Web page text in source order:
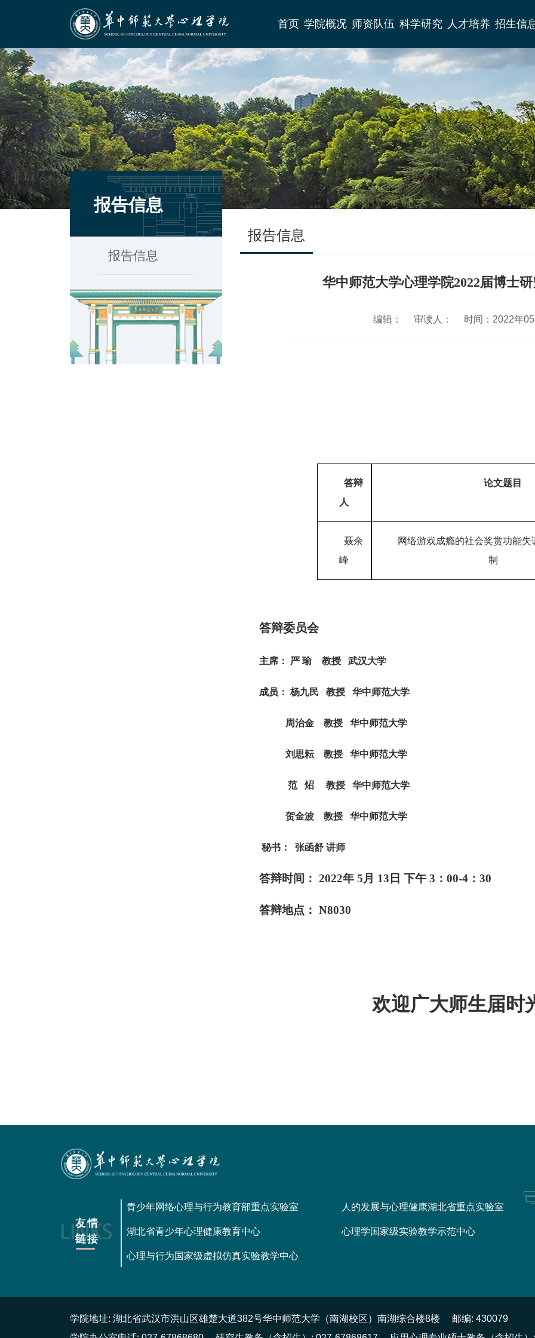
首页 学院概况 师资队伍 科学研究 人才培养 招生信
报告信息
报告信息
报告信息
华中师范大学心理学院2022届博士
编辑： 审读人： 时间：2022年
答辩
人
论文题目
聂余
峰
网络游戏成瘾的社会奖赏功能失
制
答辩委员会
主席： 严 瑜 教授 武汉大学
成员： 杨九民 教授 华中师范大学
周治金 教授 华中师范大学
刘思耘 教授 华中师范大学
范 炤 教授 华中师范大学
贺金波 教授 华中师范大学
秘书： 张函舒 讲师
答辩时间： 2022年 5月 13 日 下午 3 ：00-4 ：30
答辩地点： N8030
欢迎广大师生届时
青少年网络心理与行为教育部重点实验室 人的发展与心理健康湖北省重点实验室
湖北省青少年心理健康教育中心 心理学国家级实验教学示范中心
心理与行为国家级虚拟仿真实验教学中心
学院地址: 湖北省武汉市洪山区雄楚大道382号华中师范大学（南湖校区）南湖综合楼8楼
邮编: 430079